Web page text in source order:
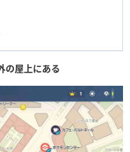
の屋上にある